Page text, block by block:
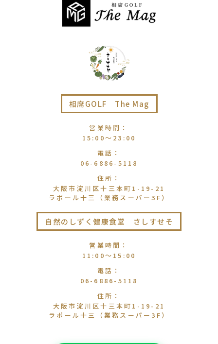
相席GOLF The Mag
営業時間 ：
15:00〜23:00
電話 ：
06-6886-5118
住所 ：
大阪市淀川区十三本町1-19-21
ラポール十三（業務スーパー3F）
自然のしずく健康食堂 さしすせそ
営業時間 ：
11:00〜15:00
電話 ：
06-6886-5118
住所 ：
大阪市淀川区十三本町1-19-21
ラポール十三（業務スーパー3F）